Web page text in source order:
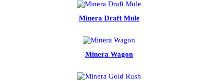
Minera Draft Mule
Minera Wagon